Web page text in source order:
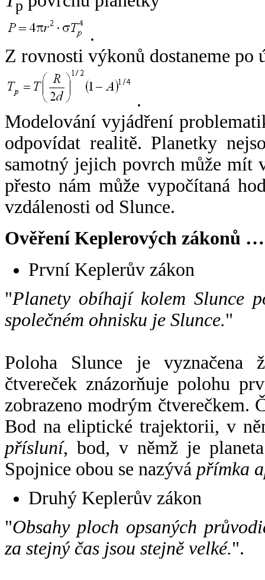
p
.
Z rovnosti výkonů dostaneme po
.
Modelování vyjádření
odpovídat realitě. Planetky
samotný jejich povrch může mít
přesto nám může vypočítaná
vzdálenosti od Slunce.
Ověření Keplerových zákonů …
První Keplerův zákon
"Planety obíhají kolem Slunce
společném ohnisku je Slunce."
Poloha Slunce je vyznačena
čtvereček znázorňuje polohu
zobrazeno modrým čtverečkem.
Bod na eliptické trajektorii, v
přísluní, bod, v němž je
Spojnice obou se nazývá přímka
Druhý Keplerův zákon
"Obsahy ploch opsaných
za stejný čas jsou stejně velké.".